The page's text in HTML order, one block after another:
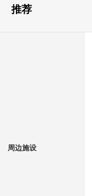
推荐
周边施设